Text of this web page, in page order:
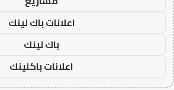
اعلانات باك لينك
باك لينك
اعلانات باكلينك